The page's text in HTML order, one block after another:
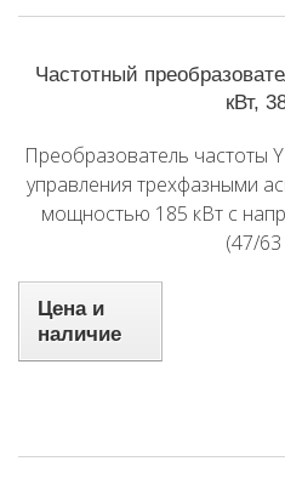
Частотный
кВт,
Преобразователь частоты
управления трехфазными
мощностью 185 кВт с
(47/63
Цена и
наличие